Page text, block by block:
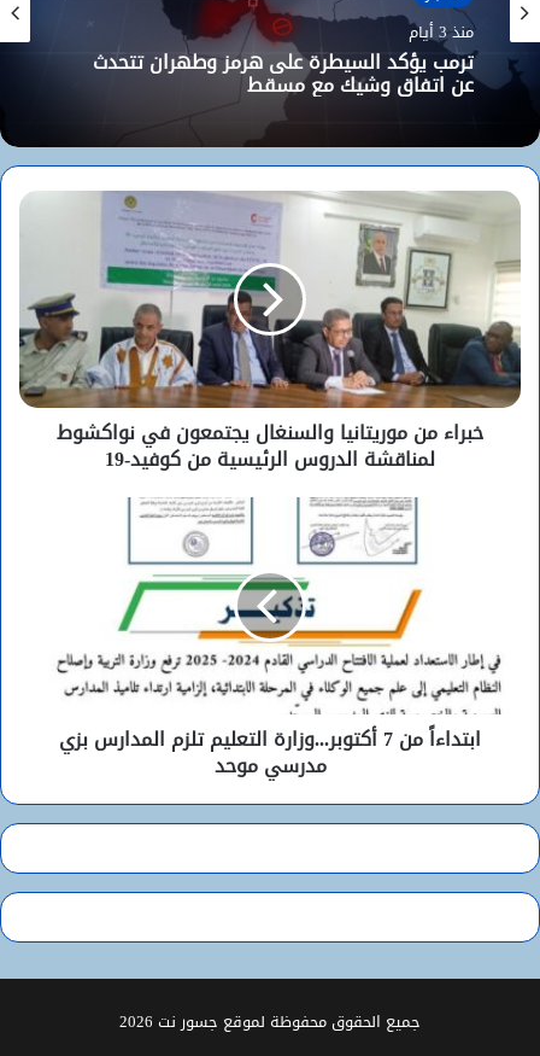
الأخبار
منذ 3 أيام
ترمب يؤكد السيطرة على هرمز وطهران تتحدث
عن اتفاق وشيك مع مسقط
الأخبار
منذ 3 أيام
الوزير الأول المختار ولد اجاي يستقبل السفير
الجزائري بنواكشوط
خبراء من موريتانيا والسنغال يجتمعون في نواكشوط
لمناقشة الدروس الرئيسية من كوفيد-19
ابتداءاً من 7 أكتوبر...وزارة التعليم تلزم المدارس بزي
مدرسي موحد
جميع الحقوق محفوظة لموقع جسور نت 2026